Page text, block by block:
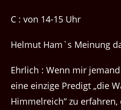
C : von 14-15 Uhr
Helmut Ham`s Meinung
Ehrlich : Wenn mir
eine einzige Predigt „die
Himmelreich“ zu